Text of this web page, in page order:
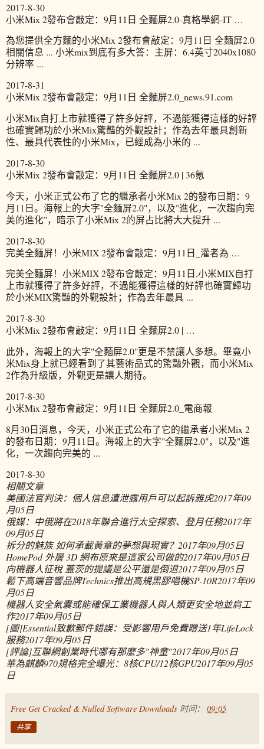
2017-8-30
小米Mix 2發布會敲定：9月11日 全麵屏2.0-真格學網-IT …
為您提供全方麵的小米Mix 2發布會敲定：9月11日 全麵屏2.0
相關信息 ... 小米mix到底有多大答：主屏：6.4英寸2040x1080
分辨率 ...
2017-8-31
小米Mix 2發布會敲定：9月11日 全麵屏2.0_news.91.com
小米Mix自打上市就獲得了許多好評，不過能獲得這樣的好評
也確實歸功於小米Mix驚豔的外觀設計；作為去年最具創新
性、最具代表性的小米Mix，已經成為小米的 ...
2017-8-30
小米Mix 2發布會敲定：9月11日 全麵屏2.0 | 36氪
今天，小米正式公布了它的繼承者小米Mix 2的發布日期：9
月11日。海報上的大字"全麵屏2.0"，以及"進化，一次趨向完
美的進化"，暗示了小米Mix 2的屏占比將大大提升 ...
2017-8-30
完美全麵屏！小米MIX 2發布會敲定：9月11日_灌者為 …
完美全麵屏！小米MIX 2發布會敲定：9月11日,小米MIX自打
上市就獲得了許多好評，不過能獲得這樣的好評也確實歸功
於小米MIX驚豔的外觀設計；作為去年最具 ...
2017-8-30
小米Mix 2發布會敲定：9月11日 全麵屏2.0 | …
此外，海報上的大字"全麵屏2.0"更是不禁讓人多想。畢竟小
米Mix身上就已經看到了其藝術品式的驚豔外觀，而小米Mix
2作為升級版，外觀更是讓人期待。
2017-8-30
小米Mix 2發布會敲定：9月11日 全麵屏2.0_電商報
8月30日消息，今天，小米正式公布了它的繼承者小米Mix 2
的發布日期：9月11日。海報上的大字"全麵屏2.0"，以及"進
化，一次趨向完美的 ...
2017-8-30
相關文章
美國法官判決：個人信息遭泄露用戶可以起訴雅虎2017年09
月05日
俄媒：中俄將在2018年聯合進行太空探索、登月任務2017年
09月05日
拆分的魅族 如何承載黃章的夢想與現實？ 2017年09月05日
HomePod 外層 3D 網布原來是這家公司做的2017年09月05日
向機器人征稅 蓋茨的提議是公平還是倒退2017年09月05日
鬆下高端音響品牌Technics推出高規黑膠唱機SP-10R2017年09
月05日
機器人安全氣囊或能確保工業機器人與人類更安全地並肩工
作2017年09月05日
[圖]Essential致歉郵件錯誤：受影響用戶免費贈送1年LifeLock
服務2017年09月05日
[評論]互聯網創業時代哪有那麼多"神童"2017年09月05日
華為麒麟970規格完全曝光：8核CPU/12核GPU2017年09月05
日
Free Get Cracked & Nulled Software Downloads 时间： 09:05
共享